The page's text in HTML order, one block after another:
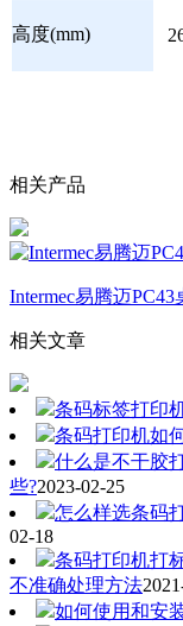
高度(mm)
相关产品
Intermec易腾迈
相关文章
条码标签打印
条码打印机如
什么是不干胶
些?2023-02-25
怎么样选条码
02-18
条码打印机打
不准确处理方法
如何使用和安